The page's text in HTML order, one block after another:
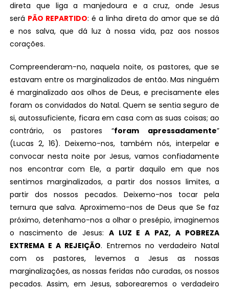
direta que liga a manjedoura e a cruz, onde Jesus
será PÃO REPARTIDO: é a linha direta do amor que se dá
e nos salva, que dá luz à nossa vida, paz aos nossos
corações.
Compreenderam-no, naquela noite, os pastores, que se
estavam entre os marginalizados de então. Mas ninguém
é marginalizado aos olhos de Deus, e precisamente eles
foram os convidados do Natal. Quem se sentia seguro de
si, autossuficiente, ficara em casa com as suas coisas; ao
contrário, os pastores “foram apressadamente”
(Lucas 2, 16). Deixemo-nos, também nós, interpelar e
convocar nesta noite por Jesus, vamos confiadamente
nos encontrar com Ele, a partir daquilo em que nos
sentimos marginalizados, a partir dos nossos limites, a
partir dos nossos pecados. Deixemo-nos tocar pela
ternura que salva. Aproximemo-nos de Deus que Se faz
próximo, detenhamo-nos a olhar o presépio, imaginemos
o nascimento de Jesus: A LUZ E A PAZ, A POBREZA
EXTREMA E A REJEIÇÃO. Entremos no verdadeiro Natal
com os pastores, levemos a Jesus as nossas
marginalizações, as nossas feridas não curadas, os nossos
pecados. Assim, em Jesus, saborearemos o verdadeiro